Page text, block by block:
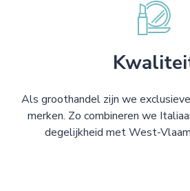
Als groothandel zijn we
merken. Zo combineren we
degelijkheid met West-